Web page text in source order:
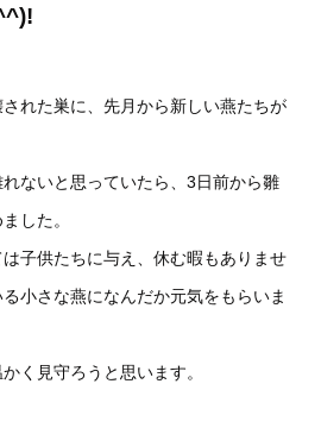
れた巣に、先月から新しい燕たちが
ないと思っていたら、3日前から雛
した。
子供たちに与え、休む暇もありませ
小さな燕になんだか元気をもらいま
く見守ろうと思います。